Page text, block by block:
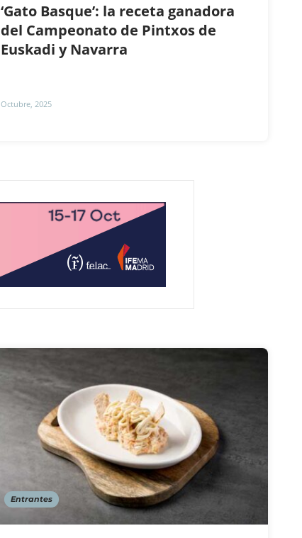
‘Gato Basque’: la receta ganadora
del Campeonato de Pintxos de
Euskadi y Navarra
Octubre, 2025
Entrantes